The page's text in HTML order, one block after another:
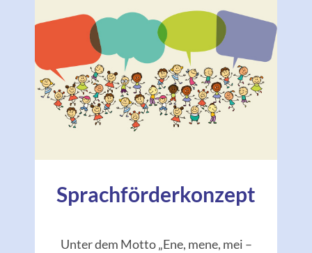
Sprachförderkonzept
Unter dem Motto „Ene, mene, mei –